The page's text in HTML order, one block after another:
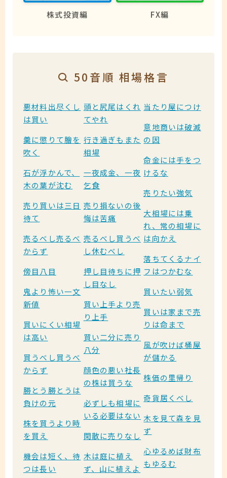
株式投資編 FX編
50音順 相場格言
悪材料出尽くし
は買い
羹に懲りて膾を
吹く
石が浮かんで、
木の葉が沈む
売り買いは三日
待て
売るべし売るべ
からず
傍目八目
鬼より怖い一文
新値
買いにくい相場
は高い
買うべし買うべ
からず
勝とう勝とうは
負けの元
株を買うより時
を買え
機会は短く、待
つは長い
頭と尻尾はくれ
てやれ
行き過ぎもまた
相場
一夜成金、一夜
乞食
売り損ないの後
悔は苦痛
売るべし買うべ
し休むべし
押し目待ちに押
し目なし
買い上手より売
り上手
買い二分に売り
八分
顔色の悪い社長
の株は買うな
必ずしも相場に
いる必要はない
閑散に売りなし
木は庭に植え
ず、山に植えよ
当たり屋につけ
意地商いは破滅
の因
命金には手をつ
けるな
売りたい強気
大相場には乗
れ、常の相場に
は向かえ
落ちてくるナイ
フはつかむな
買いたい弱気
買いは家まで売
りは命まで
風が吹けば桶屋
が儲かる
株価の里帰り
奇貨居くべし
木を見て森を見
ず
心ゆるめば財布
もゆるむ